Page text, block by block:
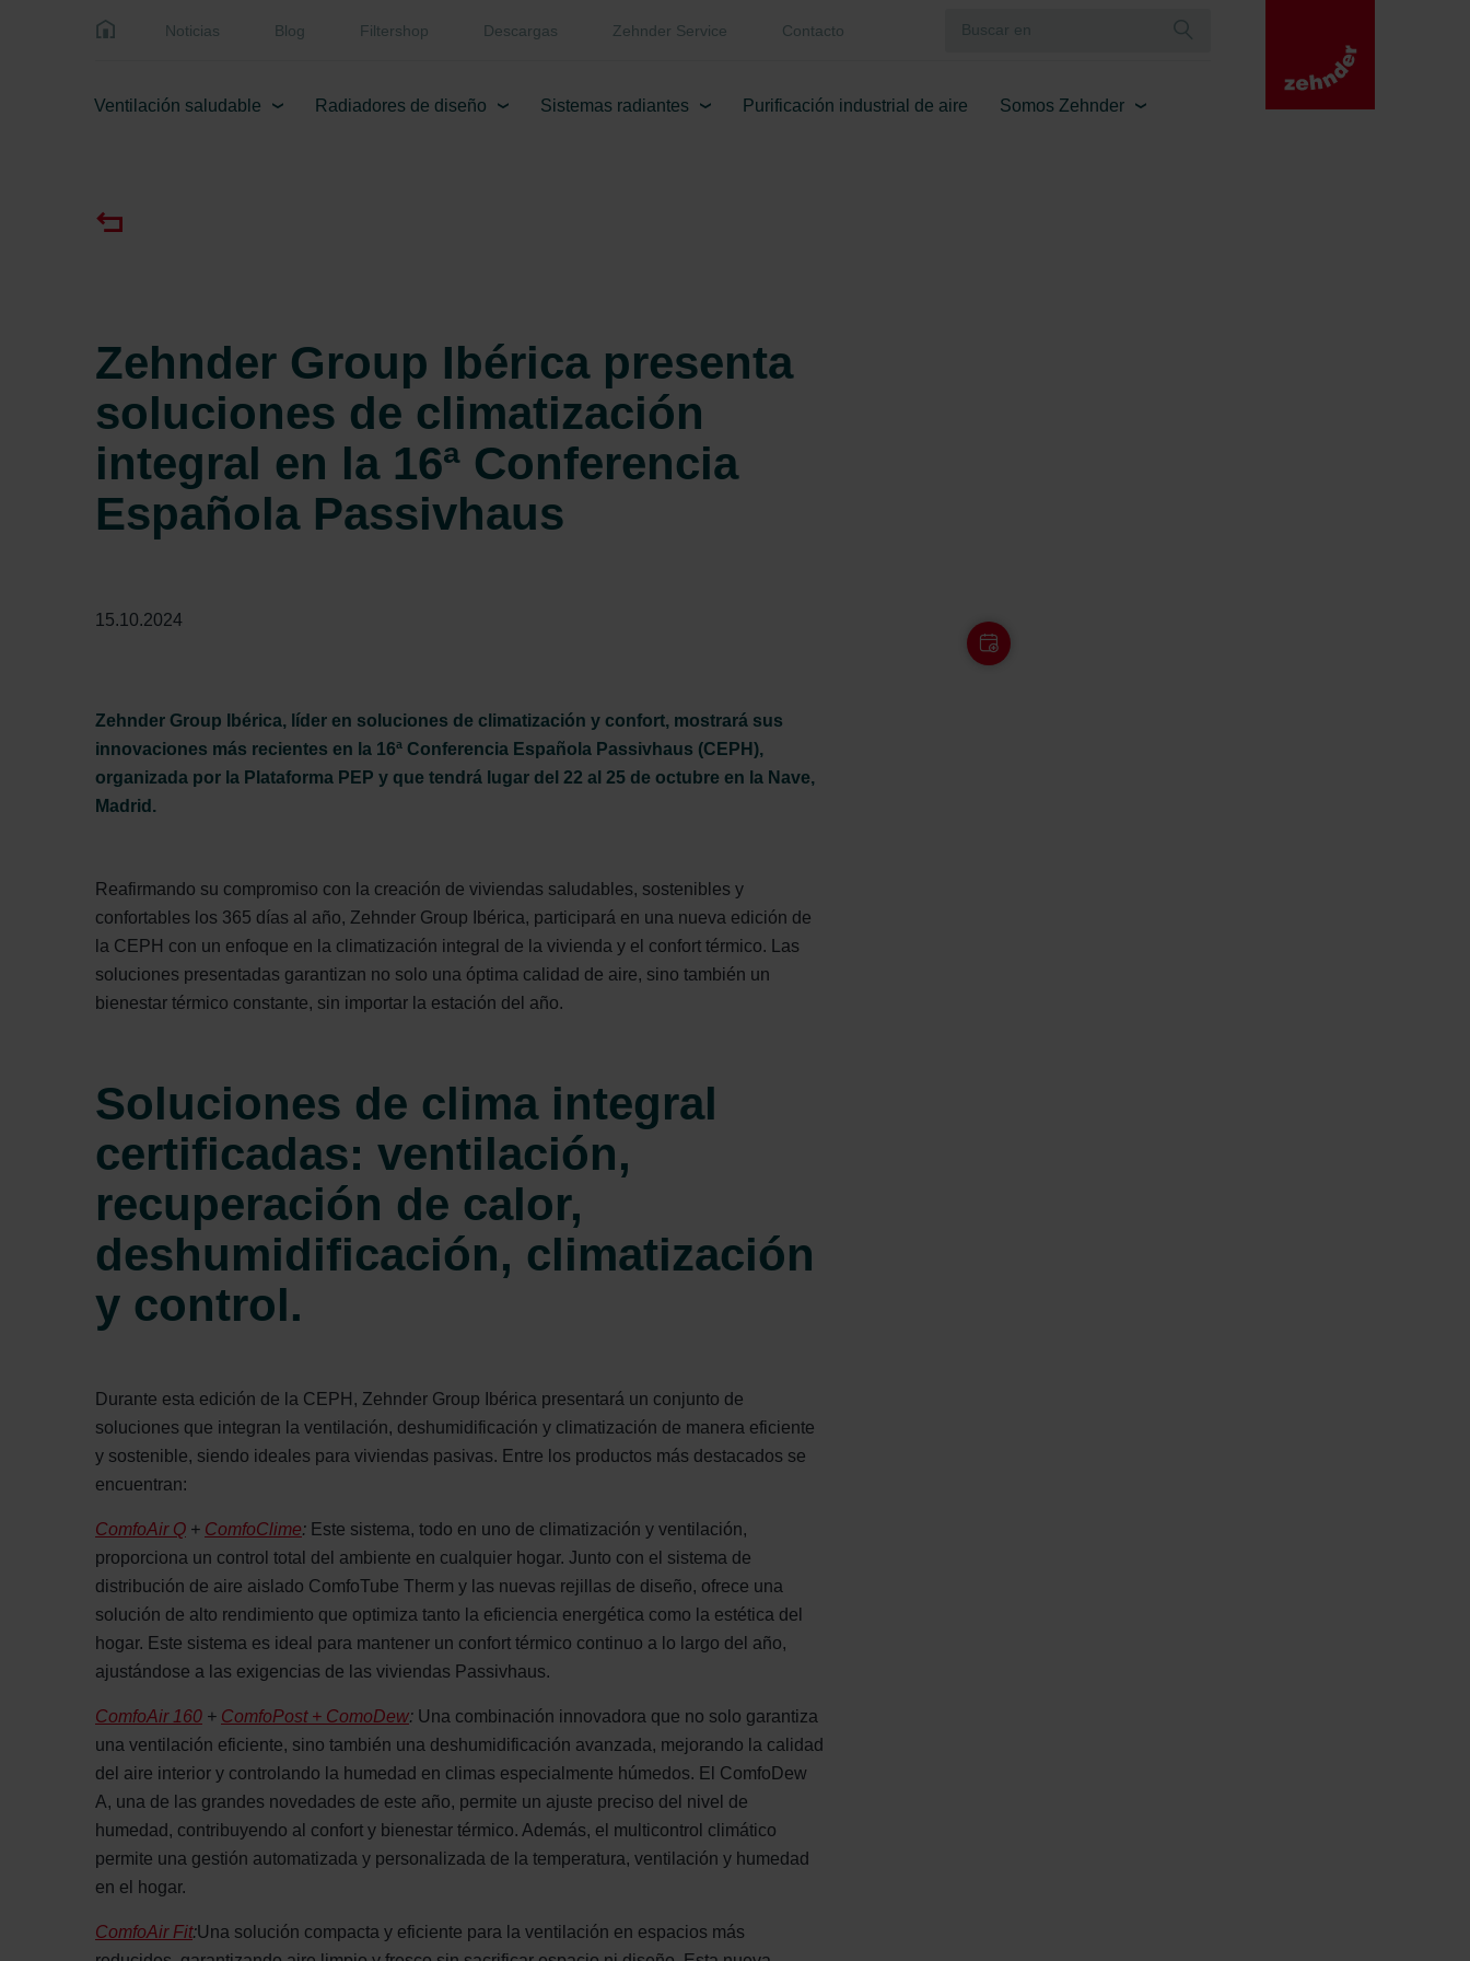
Noticias Blog Filtershop Descargas Zehnder Service Contacto
Ventilación saludable Radiadores de diseño Sistemas radiantes Purificación industrial de aire Somos Zehnder
Zehnder Group Ibérica presenta
soluciones de climatización
integral en la 16ª Conferencia
Española Passivhaus
15.10.2024
Zehnder Group Ibérica, líder en soluciones de climatización y confort, mostrará sus
innovaciones más recientes en la 16ª Conferencia Española Passivhaus (CEPH),
organizada por la Plataforma PEP y que tendrá lugar del 22 al 25 de octubre en la Nave,
Madrid.
Reafirmando su compromiso con la creación de viviendas saludables, sostenibles y
confortables los 365 días al año, Zehnder Group Ibérica, participará en una nueva edición de
la CEPH con un enfoque en la climatización integral de la vivienda y el confort térmico. Las
soluciones presentadas garantizan no solo una óptima calidad de aire, sino también un
bienestar térmico constante, sin importar la estación del año.
Soluciones de clima integral
certificadas: ventilación,
recuperación de calor,
deshumidificación, climatización
y control.
Durante esta edición de la CEPH, Zehnder Group Ibérica presentará un conjunto de
soluciones que integran la ventilación, deshumidificación y climatización de manera eficiente
y sostenible, siendo ideales para viviendas pasivas. Entre los productos más destacados se
encuentran:
ComfoAir Q + ComfoClime: Este sistema, todo en uno de climatización y ventilación,
proporciona un control total del ambiente en cualquier hogar. Junto con el sistema de
distribución de aire aislado ComfoTube Therm y las nuevas rejillas de diseño, ofrece una
solución de alto rendimiento que optimiza tanto la eficiencia energética como la estética del
hogar. Este sistema es ideal para mantener un confort térmico continuo a lo largo del año,
ajustándose a las exigencias de las viviendas Passivhaus.
ComfoAir 160 + ComfoPost + ComoDew: Una combinación innovadora que no solo garantiza
una ventilación eficiente, sino también una deshumidificación avanzada, mejorando la calidad
del aire interior y controlando la humedad en climas especialmente húmedos. El ComfoDew
A, una de las grandes novedades de este año, permite un ajuste preciso del nivel de
humedad, contribuyendo al confort y bienestar térmico. Además, el multicontrol climático
permite una gestión automatizada y personalizada de la temperatura, ventilación y humedad
en el hogar.
ComfoAir Fit:Una solución compacta y eficiente para la ventilación en espacios más